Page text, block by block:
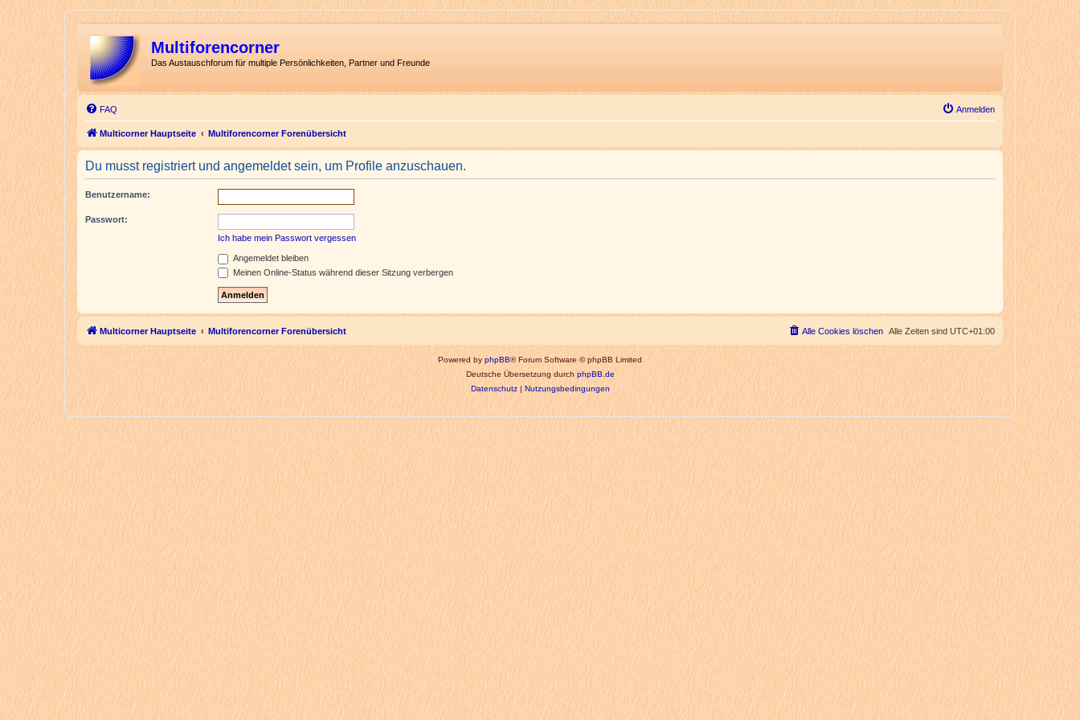
Multiforencorner
Das Austauschforum für multiple Persönlichkeiten, Partner und Freunde
FAQ Anmelden
Multicorner Hauptseite Multiforencorner Forenübersicht
Du musst registriert und angemeldet sein, um Profile anzuschauen.
Benutzername:
Passwort:
Ich habe mein Passwort vergessen
Angemeldet bleiben
Meinen Online-Status während dieser Sitzung verbergen
Multicorner Hauptseite Multiforencorner Forenübersicht Alle Zeiten sind UTC+01:00
Alle Cookies löschen
Powered byphpBB® Forum Software © phpBB Limited
Deutsche Übersetzung durchphpBB.de
Datenschutz|Nutzungsbedingungen